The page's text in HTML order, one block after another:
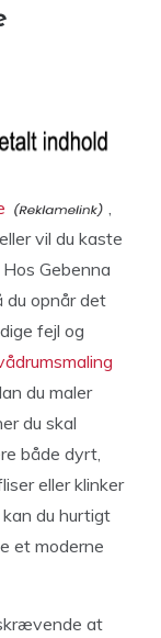
,
vil du kaste
Gebenna
du opnår det
fejl og
du maler
du skal
både dyrt,
eller klinker
du hurtigt
et moderne
at